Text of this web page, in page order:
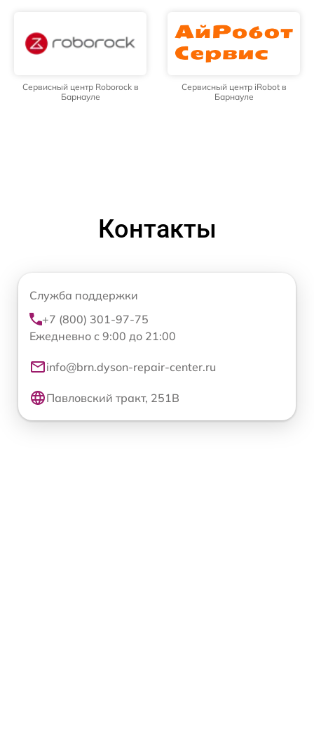
Сервисный центр Roborock в
Барнауле
Сервисный центр iRobot в
Барнауле
Контакты
Служба поддержки
+7 (800) 301-97-75
Ежедневно с 9:00 до 21:00
info@brn.dyson-repair-center.ru
Павловский тракт, 251В